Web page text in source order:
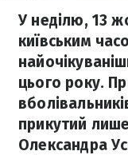
У неділю, 13
київським
цього року.
прикутий
Олександра